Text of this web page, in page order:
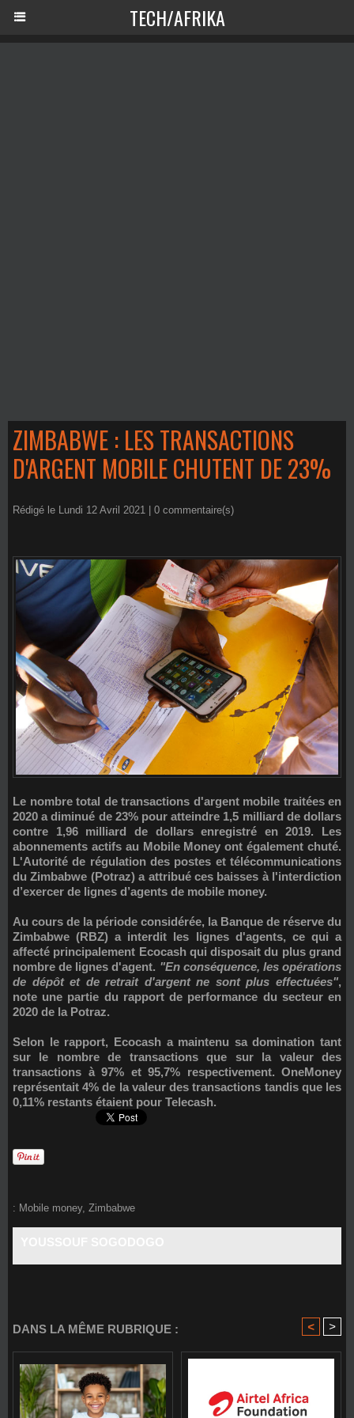
TECH/AFRIKA
ZIMBABWE : LES TRANSACTIONS
D'ARGENT MOBILE CHUTENT DE 23%
Rédigé le Lundi 12 Avril 2021 | 0 commentaire(s)
Le nombre total de transactions d'argent mobile traitées en
2020 a diminué de 23% pour atteindre 1,5 milliard de dollars
contre 1,96 milliard de dollars enregistré en 2019. Les
abonnements actifs au Mobile Money ont également chuté.
L'Autorité de régulation des postes et télécommunications
du Zimbabwe (Potraz) a attribué ces baisses à l'interdiction
d’exercer de lignes d’agents de mobile money.
Au cours de la période considérée, la Banque de réserve du
Zimbabwe (RBZ) a interdit les lignes d'agents, ce qui a
affecté principalement Ecocashqui disposait du plus grand
nombre de lignes d'agent. "En conséquence, les opérations
de dépôt et de retrait d'argent ne sont plus effectuées",
note une partie du rapport de performance du secteur en
2020 de la Potraz.
Selon le rapport, Ecocash a maintenu sa domination tant
sur le nombre de transactions que sur la valeur des
transactions à 97% et 95,7% respectivement. OneMoney
représentait 4% de la valeur des transactions tandis que les
0,11% restants étaient pour Telecash.
: Mobile money, Zimbabwe
DANS LA MÊME RUBRIQUE : < >